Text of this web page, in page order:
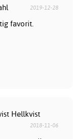
2019-12-28
favorit.
Hellkvist
2018-11-06